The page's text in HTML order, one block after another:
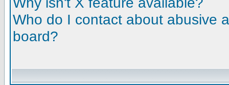
Who do I contact about abusive
board?